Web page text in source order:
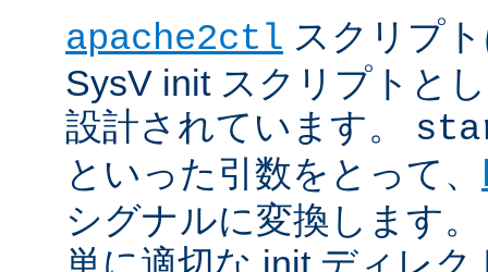
apache2ctl スクリプ
SysV init スクリプトと
設計されています。
といった引数をとって、
シグナルに変換します